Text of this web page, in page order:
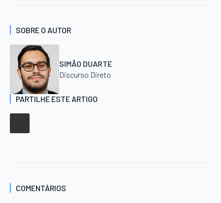
SOBRE O AUTOR
SIMÃO DUARTE
Discurso Direto
PARTILHE ESTE ARTIGO
COMENTÁRIOS